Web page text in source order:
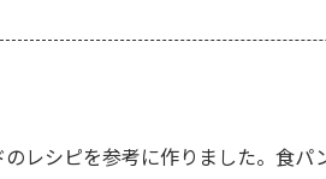
レシピを参考に作りました。食パ